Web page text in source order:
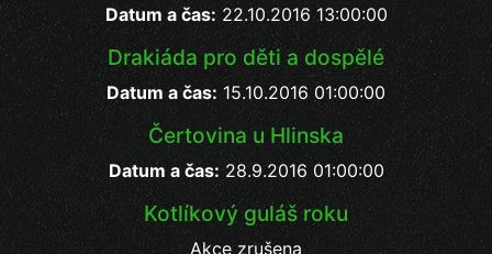
Datum a čas:22.10.2016 13:00:00
Drakiáda pro děti a dospělé
Datum a čas: 15.10.2016 01:00:00
Čertovina u Hlinska
Datum a čas:28.9.2016 01:00:00
Kotlíkový guláš roku
Akce zrušena